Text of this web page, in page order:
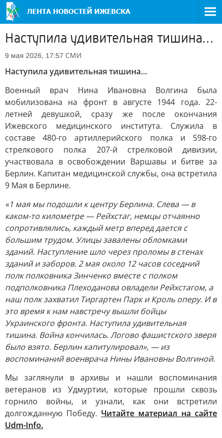
Наступила удивительная тишина…
9 мая 2026, 17:57 СМИ
Наступила удивительная тишина…
Военный врач Нина Ивановна Волгина была
мобилизована на фронт в августе 1944 года. 22-
летней девушкой, сразу же после окончания
Ижевского медицинского института. Служила в
составе 480-го артиллерийского полка и 598-го
стрелкового полка 207-й стрелковой дивизии,
участвовала в освобождении Варшавы и битве за
Берлин. Капитан медицинской службы, она встретила
9 Мая в Берлине.
«1 мая мы подошли к центру Берлина. Слева — в
каком-то километре — Рейхстаг, немцы отчаянно
сопротивлялись, каждый метр вперед дается с
большим трудом. Улицы завалены обломками
зданий. Наступление шло через проломы в стенах
зданий и заборов. 2 мая около 12 часов соседний
полк полковника Зинченко вместе с полком
подполковника Плеходанова овладели Рейхстагом, а
наш полк захватил Тиргартен Парк и Кроль оперу. И в
это время к нам навстречу вышли бойцы
Украинского фронта. Наступила удивительная
тишина. Война кончилась. Логово фашистского зверя
было взято. Берлин капитулировал», — из
воспоминаний военврача Нины Ивановны Волгиной.
Мы заглянули в архивы и нашли воспоминания
ветеранов из Удмуртии, которые прошли сквозь
горнило войны, и узнали, как они встретили
долгожданную Победу. Читайте материал на сайте
Udm-Info.